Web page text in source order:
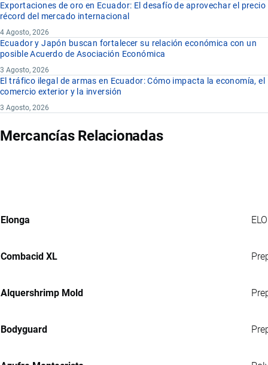
Exportaciones de oro en Ecuador: El desafío de aprovechar el precio
récord del mercado internacional
4 Agosto, 2026
Ecuador y Japón buscan fortalecer su relación económica con un
posible Acuerdo de Asociación Económica
3 Agosto, 2026
El tráfico ilegal de armas en Ecuador: Cómo impacta la economía, el
comercio exterior y la inversión
3 Agosto, 2026
Mercancías Relacionadas
Elonga
Combacid XL
Alquershrimp Mold
Bodyguard